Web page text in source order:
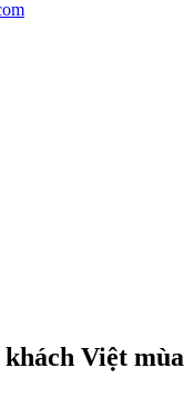
Việt